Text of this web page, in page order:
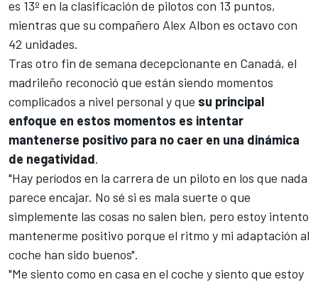
es 13º en la clasificación de pilotos con 13 puntos,
mientras que su compañero Alex Albon es octavo con
42 unidades.
Tras otro fin de semana decepcionante en Canadá, el
madrileño reconoció que están siendo momentos
complicados a nivel personal y que su principal
enfoque en estos momentos es intentar
mantenerse positivo para no caer en una dinámica
de negatividad.
"Hay períodos en la carrera de un piloto en los que nada
parece encajar. No sé si es mala suerte o que
simplemente las cosas no salen bien, pero estoy intento
mantenerme positivo porque el ritmo y mi adaptación al
coche han sido buenos".
"Me siento como en casa en el coche y siento que estoy